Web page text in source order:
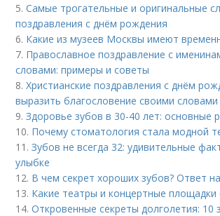
5.Самые трогательные и оригинальные
поздравления с днём рождения
6. Какие из музеев Москвы имеют
7. Православное поздравление с
словами: примеры и советы
8.Христианские поздравления с днём
выразить благословение своими словами
9.Здоровье зубов в 30-40 лет: основные
10. Почему стоматология стала модной
11.Зубов не всегда 32: удивительные
улыбке
12. В чем секрет хороших зубов? Ответ
13. Какие театры и концертные площадки
14.Откровенные секреты долголетия: 10